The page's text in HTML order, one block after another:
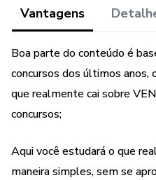
Aqui você estudará o que
não caem em concursos e
que as apostilas do mercado;
São 128 páginas com
Apostilas essenciais para
Vantagens
Boa parte do conteúdo é
concursos dos últimos anos,
que realmente cai sobre
concursos;
Aqui você estudará o que
maneira simples, sem se